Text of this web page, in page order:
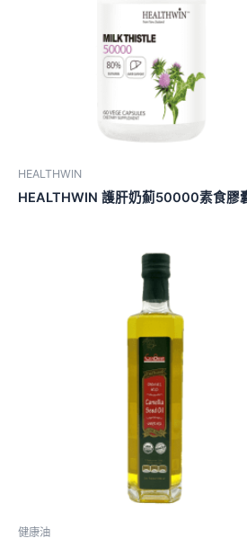
HEALTHWIN
HEALTHWIN 護肝奶薊50000素食膠
健康油